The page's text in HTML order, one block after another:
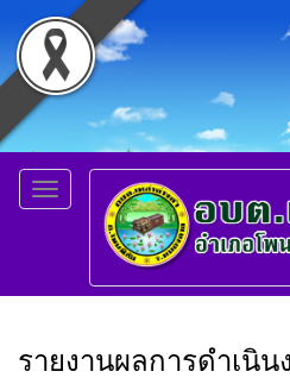
Toggle
navigation
รายงานผลการดำเนิ